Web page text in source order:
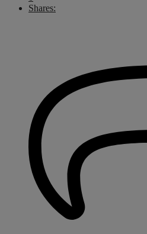
Shares: